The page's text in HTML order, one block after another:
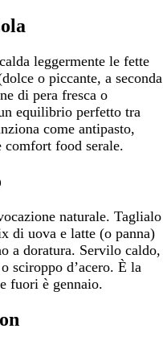
leggermente le fette
o piccante, a seconda
di pera fresca o
equilibrio perfetto tra
come antipasto,
comfort food serale.
naturale. Taglialo
di uova e latte (o panna)
a doratura. Servilo caldo,
sciroppo d’acero. È la
fuori è gennaio.